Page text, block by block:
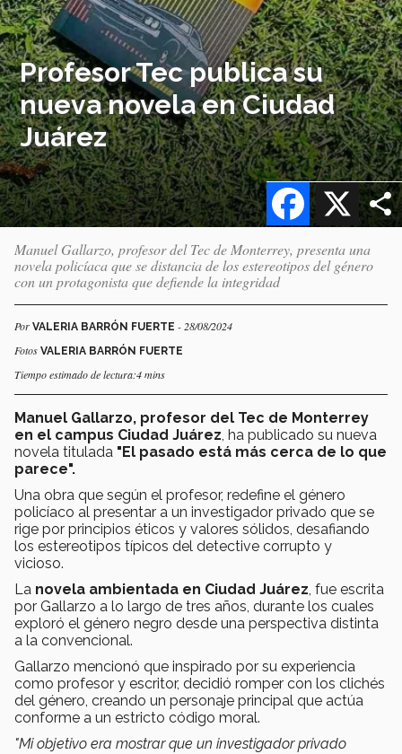
Profesor Tec publica su
nueva novela en Ciudad
Juárez
X
Facebook
Manuel Gallarzo, profesor del Tec de Monterrey, presenta una
novela policíaca que se distancia de los estereotipos del género
con un protagonista que defiende la integridad
Por VALERIA BARRÓN FUERTE - 28/08/2024
Fotos VALERIA BARRÓN FUERTE
Tiempo estimado de lectura:4 mins
Manuel Gallarzo, profesor del Tec de Monterrey
en el campus Ciudad Juárez , ha publicado su nueva
novela titulada "El pasado está más cerca de lo que
parece".
Una obra que según el profesor, redefine el género
policíaco al presentar a un investigador privado que se
rige por principios éticos y valores sólidos, desafiando
los estereotipos típicos del detective corrupto y
vicioso.
La novela ambientada en Ciudad Juárez , fue escrita
por Gallarzo a lo largo de tres años, durante los cuales
exploró el género negro desde una perspectiva distinta
a la convencional.
Gallarzo mencionó que inspirado por su experiencia
como profesor y escritor, decidió romper con los clichés
del género, creando un personaje principal que actúa
conforme a un estricto código moral.
"Mi objetivo era mostrar que un investigador privado